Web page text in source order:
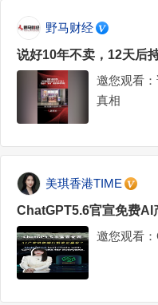
野马财经
说好10年不卖，12天后
邀您观看
真相
美琪香港TIME
ChatGPT5.6官宣免费AI
邀您观看